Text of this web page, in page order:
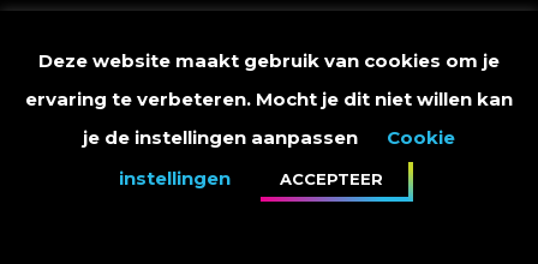
Bol.com - Evenwicht - CD
speciale, luxe verpakking.
Bol.com - Evenwicht - Limited Edition (CD + 3DVD)
Deze website maakt gebruik van cookies om je
ervaring te verbeteren. Mocht je dit niet willen kan
je de instellingen aanpassen
Cookie
instellingen
ACCEPTEER